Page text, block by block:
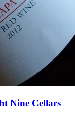
Nine Cellars